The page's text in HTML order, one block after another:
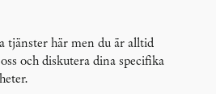
tjänster här men du är alltid
och diskutera dina specifika